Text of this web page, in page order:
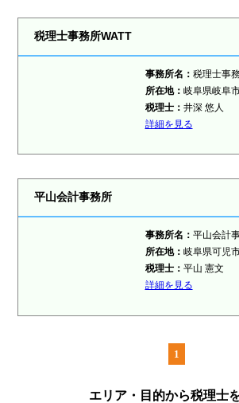
税理士事務所WATT
事務所名： 税理士事
所在地： 岐阜県岐阜
税理士： 井深 悠人
詳細を見る
平山会計事務所
事務所名： 平山会計
所在地： 岐阜県可児
税理士： 平山 憲文
詳細を見る
1
エリア・目的から税理士